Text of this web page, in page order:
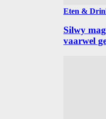
Eten &
Silwy
vaarwel